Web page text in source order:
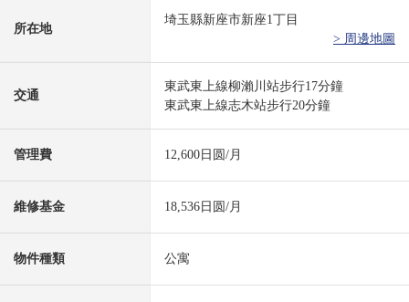
所在地
埼玉縣新座市新座1丁目
> 周邊地圖
交通
東武東上線柳瀨川站步行17分鐘
東武東上線志木站步行20分鐘
管理費 12,600日圆/月
維修基金 18,536日圆/月
物件種類 公寓